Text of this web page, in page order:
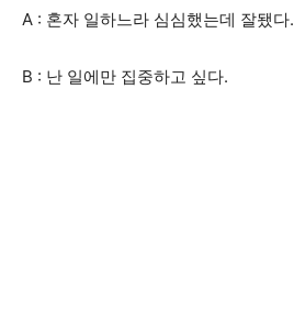
A : 혼자 일하느라 심심했는데 잘됐다.
B : 난 일에만 집중하고 싶다.